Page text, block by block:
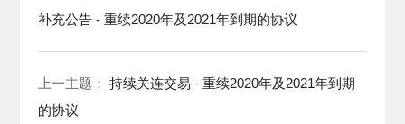
补充公告 - 重续2020年及2021年到期的协议
上一主题：持续关连交易 - 重续2020年及2021年到期
的协议